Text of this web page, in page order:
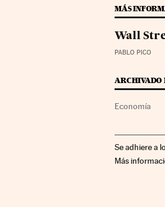
MÁS
Wall
PABLO PICO
ARCHIVADO
Economía
Se adhiere a
Más